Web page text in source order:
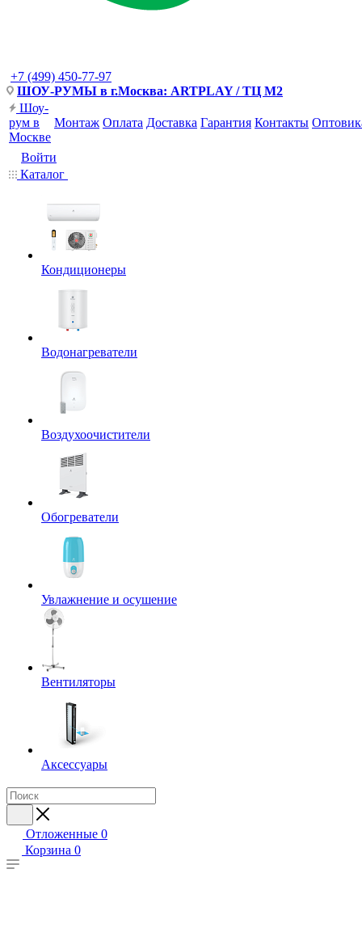
+7 (499) 450-77-97
ШОУ-РУМЫ в г.Москва: ARTPLAY / ТЦ М2
Шоу-
рум в
Москве
Монтаж Оплата Доставка Гарантия Контакты
Войти
Каталог
Кондиционеры
Водонагреватели
Воздухоочистители
Обогреватели
Увлажнение и осушение
Вентиляторы
Аксессуары
Отложенные 0
Корзина 0